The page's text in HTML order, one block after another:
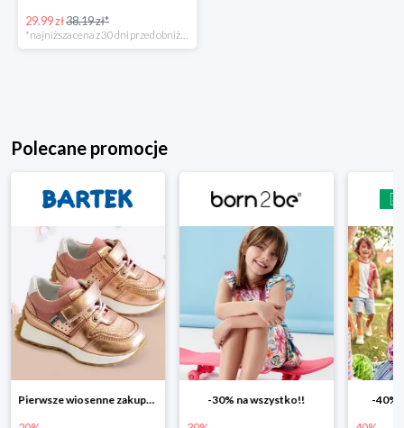
29.99 zł38.19 zł*
Polecane promocje
Pierwsze wiosenne zakupy -20% -30% na wszystko!! -40% na drugą